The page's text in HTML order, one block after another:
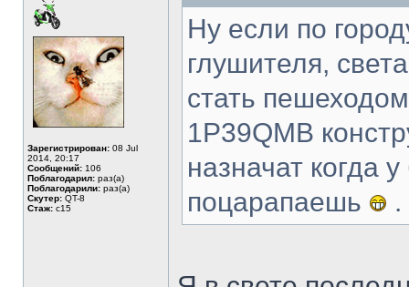
Зарегистрирован: 08 Jul
2014, 20:17
Сообщений: 106
Поблагодарил: раз(а)
Поблагодарили: раз(а)
Скутер: QT-8
Стаж: с15
Ну если по
глушителя,
стать
1P39QMB
назначат когда
поцарапаешь
.